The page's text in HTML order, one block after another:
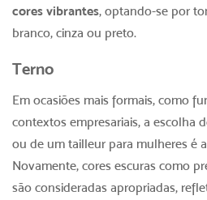
cores vibrantes, optando-se por
branco, cinza ou preto.
Terno
Em ocasiões mais formais, como
contextos empresariais, a escolha
ou de um tailleur para mulheres é
Novamente, cores escuras como
são consideradas apropriadas,